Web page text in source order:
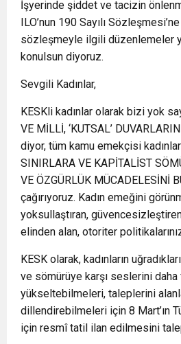
İşyerinde şiddet ve tacizin
ILO’nun 190 Sayılı
sözleşmeyle ilgili düzenlemeler
konulsun diyoruz.
Sevgili Kadınlar,
KESKli kadınlar olarak bizi yok
VE MİLLİ, ‘KUTSAL’
diyor, tüm kamu emekçisi
SINIRLARA VE KAPİTALİST
VE ÖZGÜRLÜK MÜCADELESİNİ
çağırıyoruz. Kadın emeğini
yoksullaştıran,
elinden alan, otoriter
KESK olarak, kadınların
ve sömürüye karşı seslerini
yükseltebilmeleri, taleplerini
dillendirebilmeleri için 8 Mart’ın
için resmî tatil ilan edilmesini